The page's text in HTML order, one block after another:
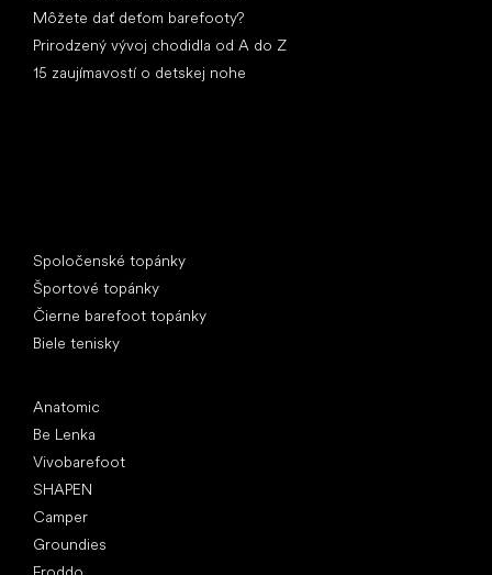
Môžete dať deťom barefooty?
Prirodzený vývoj chodidla od A do Z
15 zaujímavostí o detskej nohe
Spoločenské topánky
Športové topánky
Čierne barefoot topánky
Biele tenisky
Anatomic
Be Lenka
Vivobarefoot
SHAPEN
Camper
Groundies
Froddo